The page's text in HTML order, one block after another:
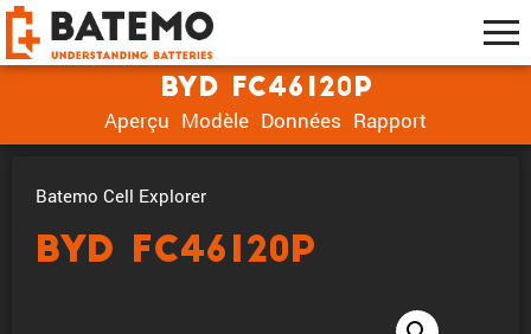
BYD FC46120P
Aperçu Modèle Données Rapport
Batemo Cell Explorer
BYD FC46120P